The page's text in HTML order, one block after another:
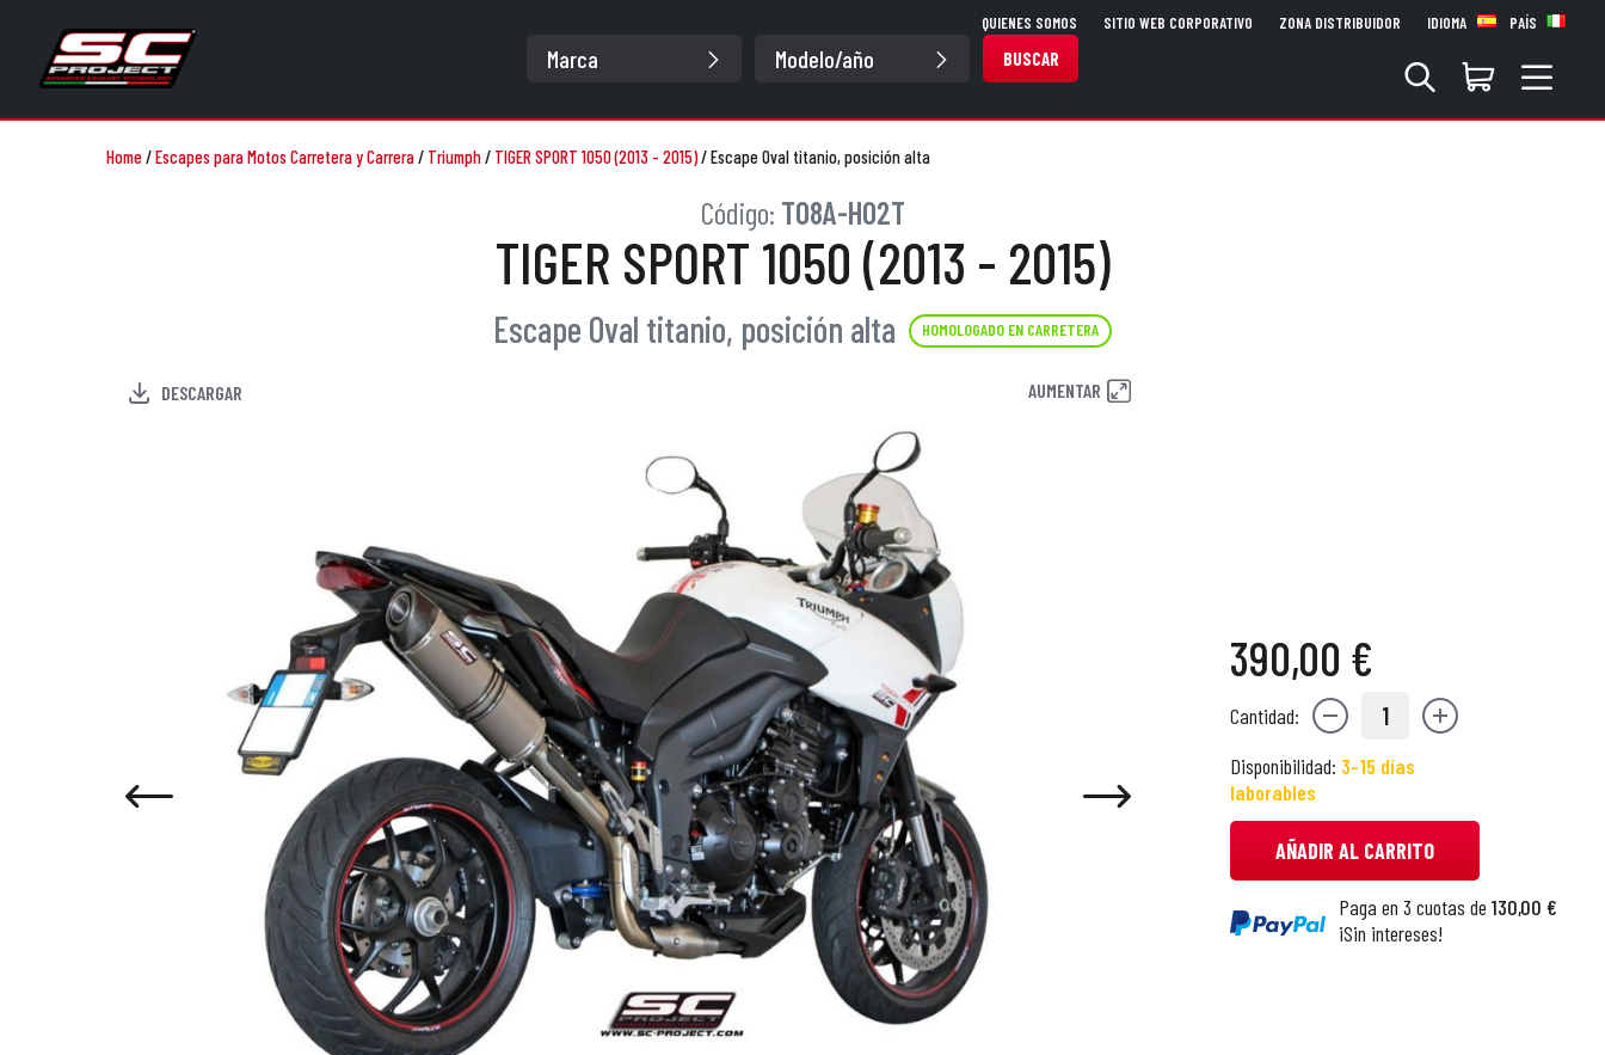
BUSCAR
QUIENES SOMOS SITIO WEB CORPORATIVO ZONA DISTRIBUIDOR IDIOMA PAÍS
Home/Escapes para Motos Carretera y Carrera/ Triumph/ TIGER SPORT 1050 (2013 - 2015)/Escape Oval titanio, posición alta
Código: T08A-H02T
TIGER SPORT 1050 (2013 - 2015)
Escape Oval titanio, posición alta HOMOLOGADO EN CARRETERA
DESCARGAR AUMENTAR
390,00 €
Cantidad: 1
Disponibilidad: 3-15 días
laborables
AÑADIR AL CARRITO
Paga en 3 cuotas de 130,00 €
¡Sin intereses!